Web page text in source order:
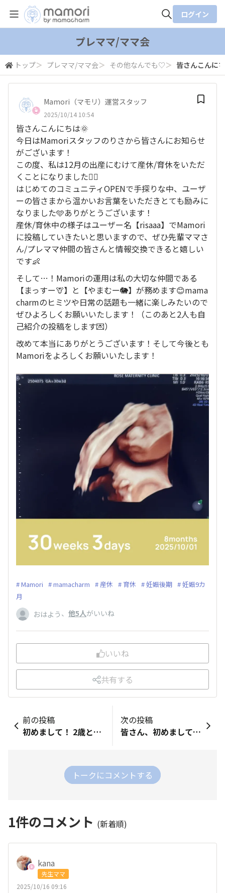
検索
ログイン
プレママ/ママ会
トップ＞ プレママ/ママ会＞ その他なんでも♡＞ 皆さんこんに
Mamori（マモリ）運営スタッフ
2025/10/14 10:54
皆さんこんにちは🌞
今日はMamoriスタッフのりさから皆さんにお知らせ
がございます！
この度、私は12月の出産にむけて産休/育休をいただ
くことになりました🙇‍♀️
はじめてのコミュニティOPENで手探りな中、ユーザ
ーの皆さまから温かいお言葉をいただきとても励みに
なりました🩵ありがとうございます！
産休/育休中の様子はユーザー名【risaaa】でMamori
に投稿していきたいと思いますので、ぜひ先輩ママさ
ん/プレママ仲間の皆さんと情報交換できると嬉しい
です👶
そして…！Mamoriの運用は私の大切な仲間である
【まっすー🦒】と【やまむー🐘】が務めます😊mama
charmのヒミツや日常の話題も一緒に楽しみたいので
ぜひよろしくお願いいたします！（このあと2人も自
己紹介の投稿をします💌）
改めて本当にありがとうございます！そして今後とも
Mamoriをよろしくお願いいたします！
Mamori mamacharm 産休 育休 妊娠後期
妊娠9カ
月
おはよう 、 他5人がいいね
いいね
共有する
前の投稿
初めまして！ 2歳と0歳の息子がいます👶👦 色んな情報を交換しあったり、気軽にお話しできたら嬉しいです🤍 よろしくお願いします🙂‍↕️
次の投稿
皆さん、初めまして！ 今日からMamoriスタッフの一員になった、まっすーです🦒 私はまだ妊娠・出産は経験した事がなく、分からない事も多いですが、いつかは子供がほしいと思っているので、先輩ママの皆様から実際の声をお聞きし学ばさせて頂きます！ そして、皆様にとってMamoriが楽しいコミュニケーションの場になるように、ワクワクするようなコンテンツや企画等も行っていきますので、よろしくお願い致します☺️
トークにコメントする
1件のコメント (新着順)
kana
先生ママ
2025/10/16 09:16